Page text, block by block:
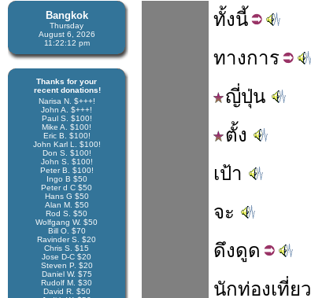
Bangkok
Thursday
August 6, 2026
11:22:13 pm
Thanks for your
recent donations!
Narisa N. $+++!
John A. $+++!
Paul S. $100!
Mike A. $100!
Eric B. $100!
John Karl L. $100!
Don S. $100!
John S. $100!
Peter B. $100!
Ingo B $50
Peter d C $50
Hans G $50
Alan M. $50
Rod S. $50
Wolfgang W. $50
Bill O. $70
Ravinder S. $20
Chris S. $15
Jose D-C $20
Steven P. $20
Daniel W. $75
Rudolf M. $30
David R. $50
ทั้งนี้
ทางการ
ญี่ปุ่น
ตั้ง
เป้า
จะ
ดึงดูด
นักท่องเที่ยว